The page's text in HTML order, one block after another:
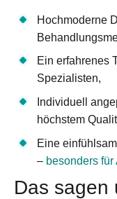
Hochmoderne
Ein erfahrenes
Spezialisten,
Individuell
höchstem
Eine
– besonders
Das sagen